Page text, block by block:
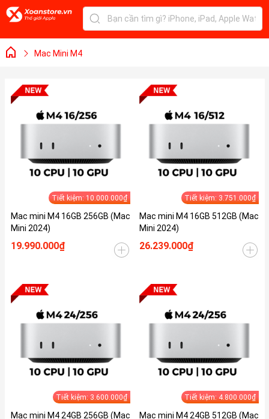
Mac Mini M4
Tiết kiệm: 10.000.000₫
Mac mini M4 16GB 256GB (Mac
Mini 2024)
19.990.000₫
Tiết kiệm: 3.751.000₫
Mac mini M4 16GB 512GB (Mac
Mini 2024)
26.239.000₫
Tiết kiệm: 3.600.000₫
Mac mini M4 24GB 256GB (Mac
Tiết kiệm: 4.800.000₫
Mac mini M4 24GB 512GB (Mac